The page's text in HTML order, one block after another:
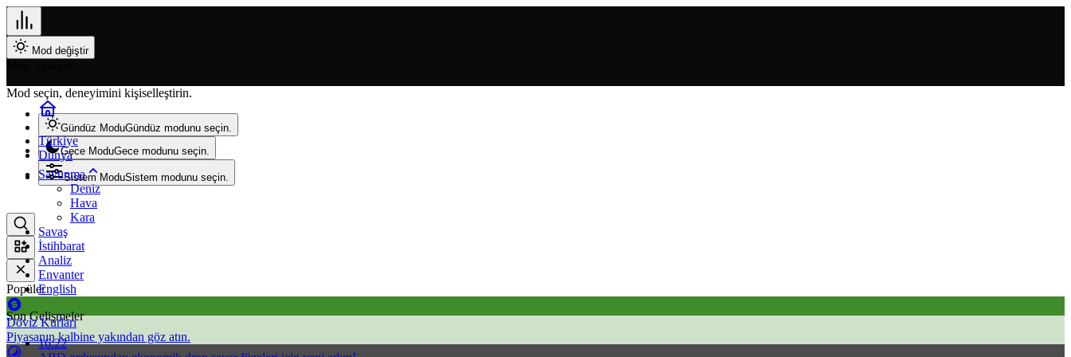
Mod değiştir
Mod seçin, deneyimini kişiselleştirin.
Gündüz ModuGündüz modunu seçin.
Gece ModuGece modunu seçin.
Sistem ModuSistem modunu seçin.
Popüler
Döviz Kurları
Piyasanın kalbine yakından göz atın.
Türkiye
Dünya
Savunma
Deniz
Hava
Kara
Savaş
İstihbarat
Analiz
Envanter
English
Son Gelişmeler
16:22